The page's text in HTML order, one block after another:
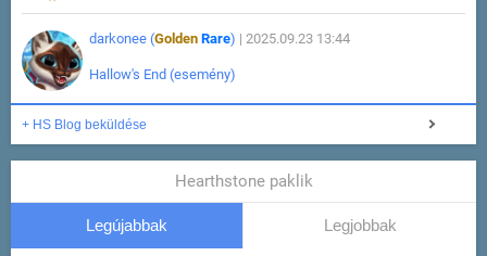
darkonee (Golden Rare) | 2025.09.23 13:44
Hallow's End (esemény)
+ HS Blog beküldése
Hearthstone paklik
Legújabbak Legjobbak